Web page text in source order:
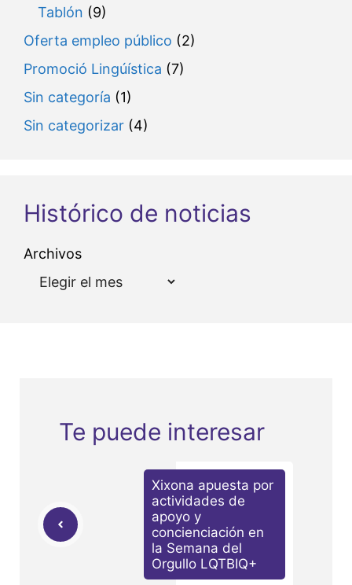
Tablón (9)
Oferta empleo público (2)
Promoció Lingúística (7)
Sin categoría (1)
Sin categorizar (4)
Histórico de noticias
Archivos
Te puede interesar
Xixona apuesta por
actividades de
apoyo y
concienciación en
la Semana del
Orgullo LQTBIQ+